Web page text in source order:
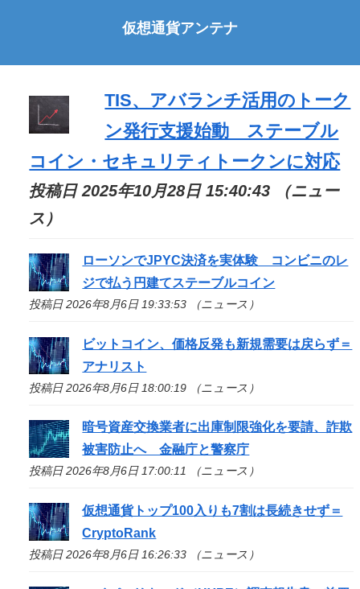
仮想通貨アンテナ
TIS、アバランチ活用のトーク
ン発行支援始動 ステーブル
コイン・セキュリティトークンに対応
投稿日 2025年10月28日 15:40:43 （ニュー
ス）
ローソンでJPYC決済を実体験 コンビニのレ
ジで払う円建てステーブルコイン
投稿日 2026年8月6日 19:33:53 （ニュース）
ビットコイン、価格反発も新規需要は戻らず＝
アナリスト
投稿日 2026年8月6日 18:00:19 （ニュース）
暗号資産交換業者に出庫制限強化を要請、詐欺
被害防止へ 金融庁と警察庁
投稿日 2026年8月6日 17:00:11 （ニュース）
仮想通貨トップ100入りも7割は長続きせず＝
CryptoRank
投稿日 2026年8月6日 16:26:33 （ニュース）